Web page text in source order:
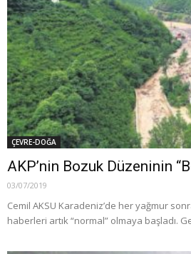
ÇEVRE-DOĞA
AKP’nin Bozuk Düzeninin
03/07/2019
Cemil AKSU Karadeniz’de her yağmur
haberleri artık “normal” olmaya başladı.